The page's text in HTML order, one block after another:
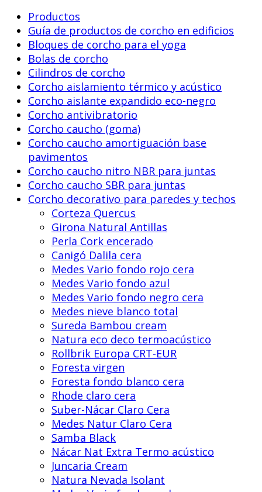
Productos
Guía de productos de corcho en edificios
Bloques de corcho para el yoga
Bolas de corcho
Cilindros de corcho
Corcho aislamiento térmico y acústico
Corcho aislante expandido eco-negro
Corcho antivibratorio
Corcho caucho (goma)
Corcho caucho amortiguación base
pavimentos
Corcho caucho nitro NBR para juntas
Corcho caucho SBR para juntas
Corcho decorativo para paredes y techos
Corteza Quercus
Girona Natural Antillas
Perla Cork encerado
Canigó Dalila cera
Medes Vario fondo rojo cera
Medes Vario fondo azul
Medes Vario fondo negro cera
Medes nieve blanco total
Sureda Bambou cream
Natura eco deco termoacústico
Rollbrik Europa CRT-EUR
Foresta virgen
Foresta fondo blanco cera
Rhode claro cera
Suber-Nácar Claro Cera
Medes Natur Claro Cera
Samba Black
Nácar Nat Extra Termo acústico
Juncaria Cream
Natura Nevada Isolant